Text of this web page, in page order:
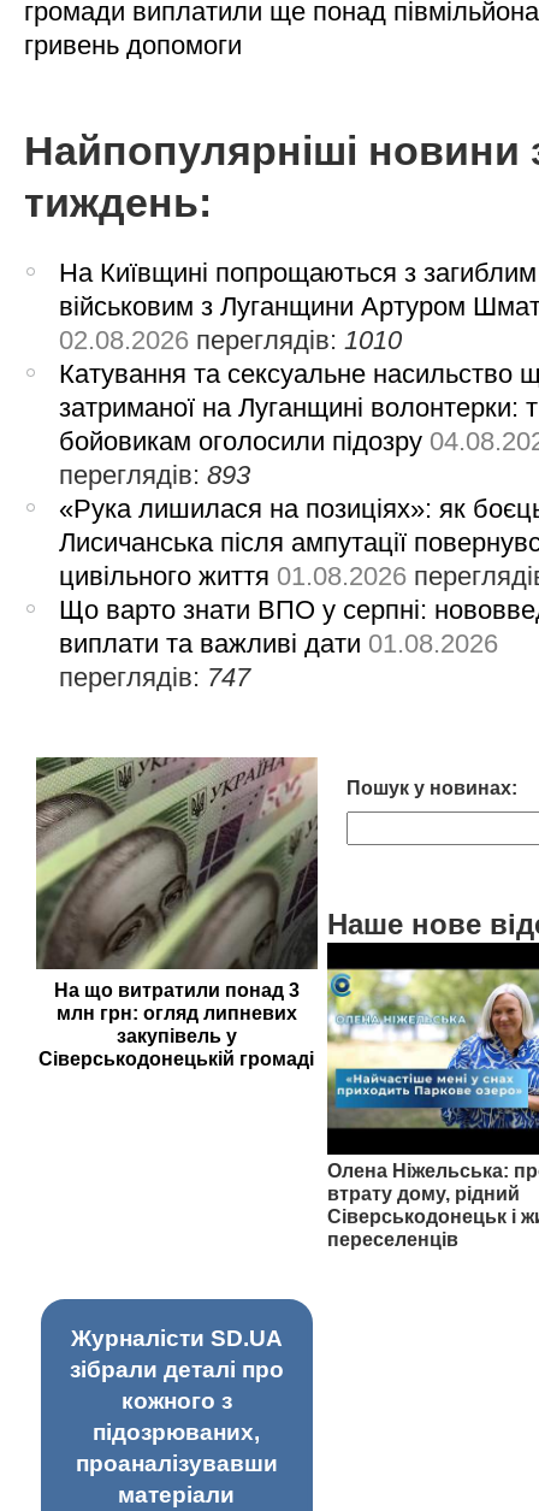
громади виплатили ще понад півмільйона
гривень допомоги
Найпопулярніші новини
тиждень:
На Київщині попрощаються з загиблим
військовим з Луганщини Артуром
02.08.2026 переглядів: 1010
Катування та сексуальне насильство
затриманої на Луганщині волонтерки:
бойовикам оголосили підозру
переглядів:893
«Рука лишилася на позиціях»: як
Лисичанська після ампутації
цивільного життя 01.08.2026
Що варто знати ВПО у серпні:
виплати та важливі дати 01.08.2026
переглядів: 747
На що витратили понад 3
млн грн: огляд липневих
закупівель у
Сіверськодонецькій громаді
Пошук у новинах:
Наше нове
Олена Ніжельська:
втрату дому, рідний
Сіверськодонецьк і
переселенців
Журналісти SD.UA
зібрали деталі про
кожного з
підозрюваних,
проаналізувавши
матеріали